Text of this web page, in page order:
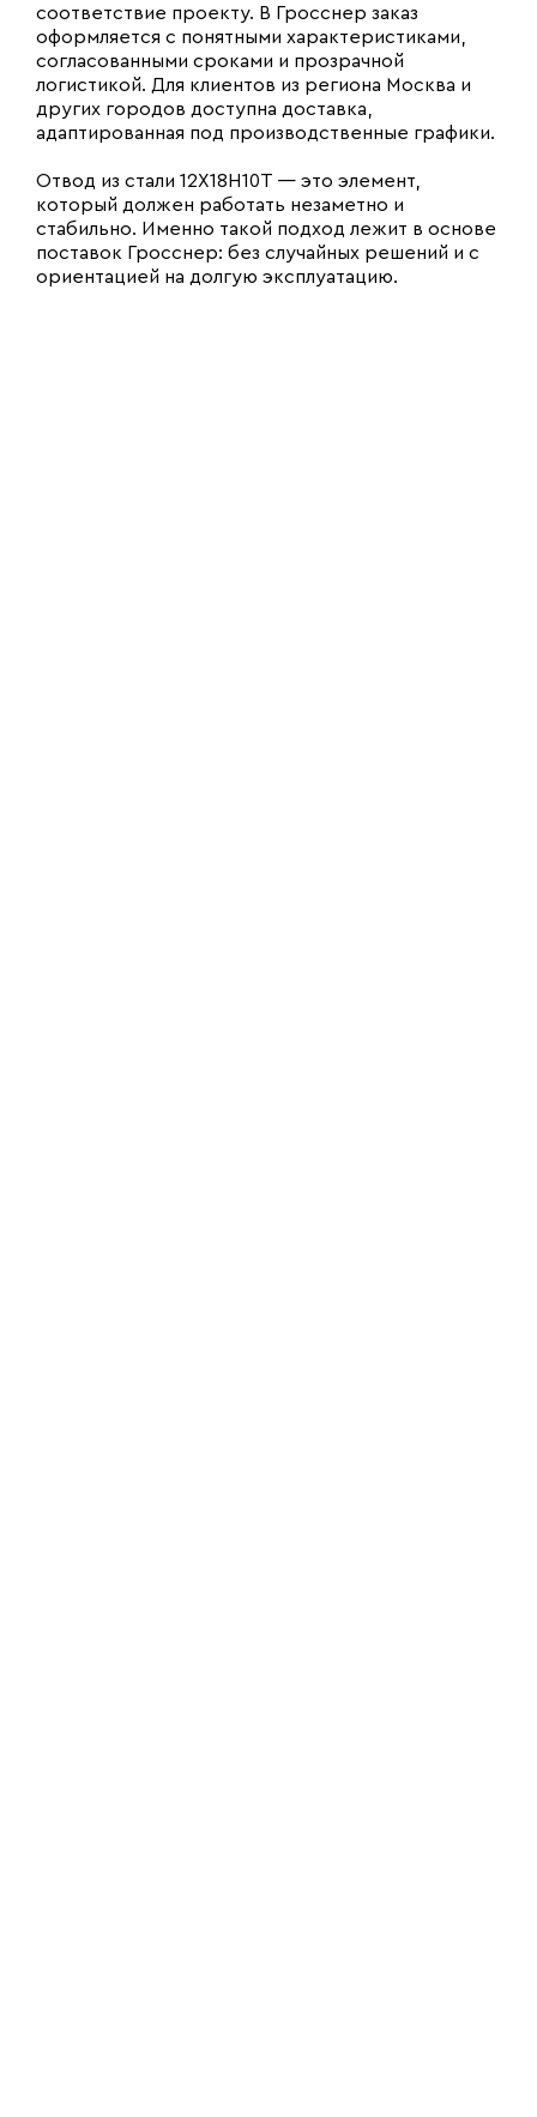
соответствие проекту. В Гросснер заказ
оформляется с понятными характеристиками,
согласованными сроками и прозрачной
логистикой. Для клиентов из региона Москва и
других городов доступна доставка,
адаптированная под производственные графики.
Отвод из стали 12Х18Н10Т — это элемент,
который должен работать незаметно и
стабильно. Именно такой подход лежит в основе
поставок Гросснер: без случайных решений и с
ориентацией на долгую эксплуатацию.